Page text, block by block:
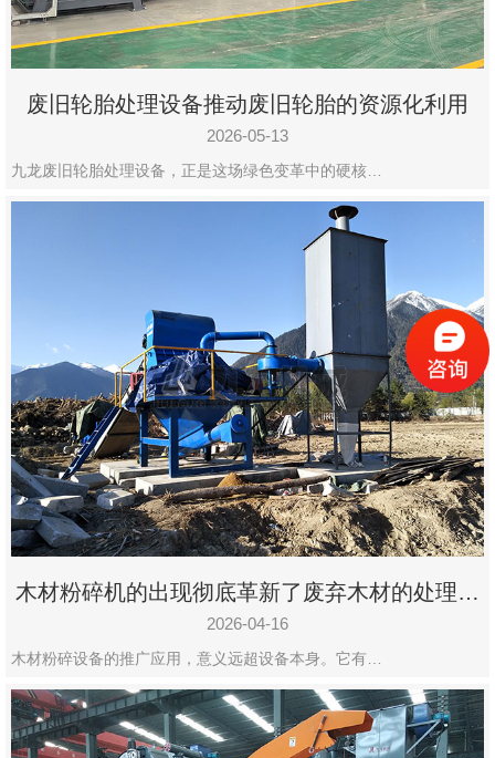
废旧轮胎处理设备推动废旧轮胎的资源化利用
2026-05-13
九龙废旧轮胎处理设备，正是这场绿色变革中的硬核…
木材粉碎机的出现彻底革新了废弃木材的处理模
式
2026-04-16
木材粉碎设备的推广应用，意义远超设备本身。它有…